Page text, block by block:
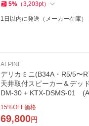
5% （3,203pt）
1日以内に発送（メーカー在庫）
ALPINE
デリカミニ(B34A・R5/5〜
天井取付スピーカー＆デ
DM-30 + KTX-DSMS-01
15%OFF価格
69,800円